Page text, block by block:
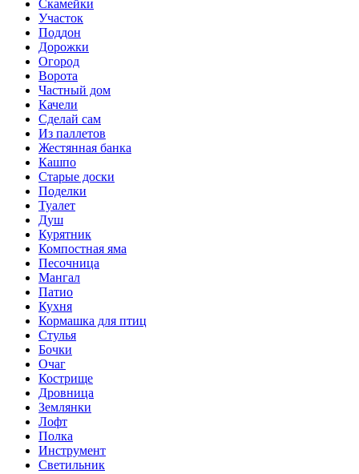
Скамейки
Участок
Поддон
Дорожки
Огород
Ворота
Частный дом
Качели
Сделай сам
Из паллетов
Жестянная банка
Кашпо
Старые доски
Поделки
Туалет
Душ
Курятник
Компостная яма
Песочница
Мангал
Патио
Кухня
Кормашка для птиц
Стулья
Бочки
Очаг
Кострище
Дровница
Землянки
Лофт
Полка
Инструмент
Светильник